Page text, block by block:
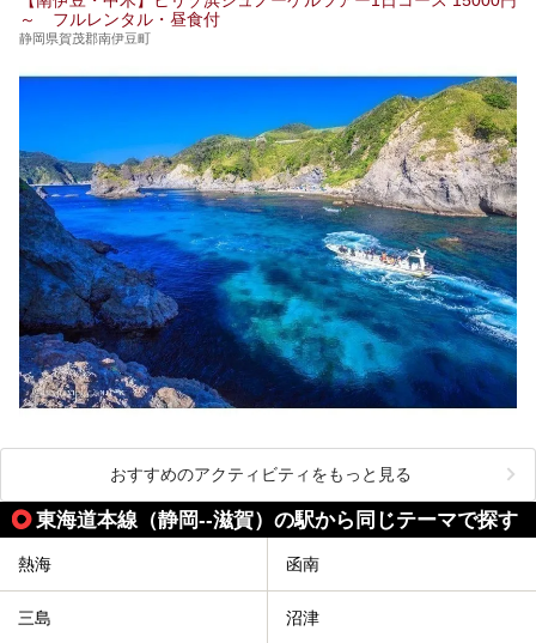
～ フルレンタル・昼食付
静岡県賀茂郡南伊豆町
おすすめのアクティビティをもっと見る
東海道本線（静岡--滋賀）の駅から同じテーマで探す
熱海 函南
三島 沼津